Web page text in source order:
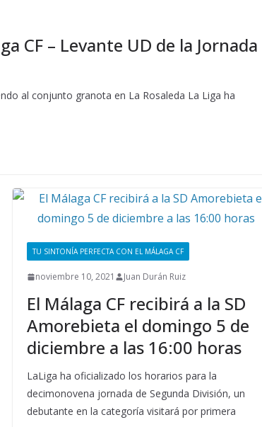
CF – Levante UD de la Jornada
al conjunto granota en La Rosaleda La Liga ha
TU SINTONÍA PERFECTA CON EL MÁLAGA CF
noviembre 10, 2021 Juan Durán Ruiz
El Málaga CF recibirá a la SD
Amorebieta el domingo 5 de
diciembre a las 16:00 horas
LaLiga ha oficializado los horarios para la
decimonovena jornada de Segunda División, un
debutante en la categoría visitará por primera